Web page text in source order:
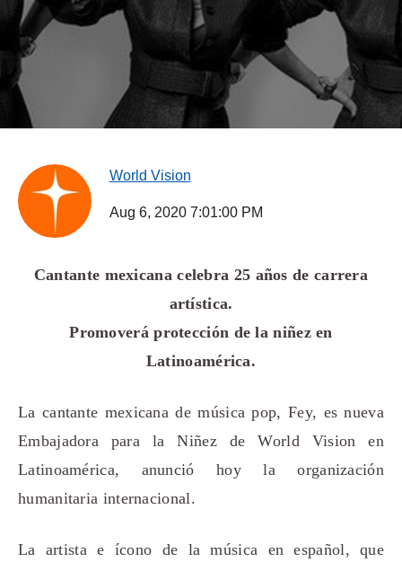
World Vision
Aug 6, 2020 7:01:00 PM
Cantante mexicana celebra 25 años de carrera
artística.
Promoverá protección de la niñez en
Latinoamérica.
La cantante mexicana de música pop, Fey, es nueva
Embajadora para la Niñez de World Vision en
Latinoamérica, anunció hoy la organización
humanitaria internacional.
La artista e ícono de la música en español, que